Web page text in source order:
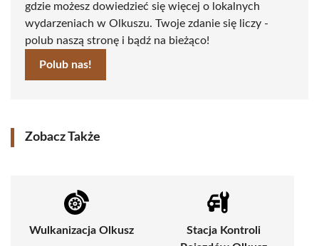
gdzie możesz dowiedzieć się więcej o lokalnych
wydarzeniach w Olkuszu. Twoje zdanie się liczy -
polub naszą stronę i bądź na bieżąco!
Polub nas!
Zobacz Także
Wulkanizacja Olkusz
Stacja Kontroli